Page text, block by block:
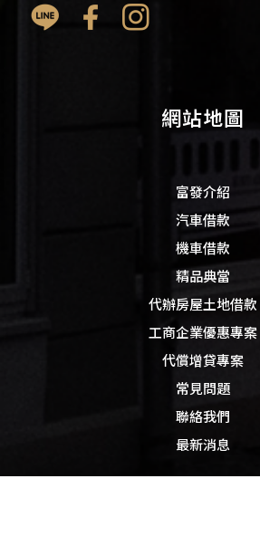
網站地圖
富發介紹
汽車借款
機車借款
精品典當
代辦房屋土地借款
工商企業優惠專案
代償增貸專案
常見問題
聯絡我們
最新消息